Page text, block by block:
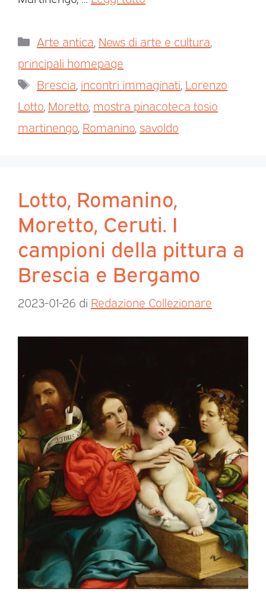
Arte antica News di arte e cultura
principali homepage
Brescia incontri immaginati Lorenzo
Lotto Moretto mostra pinacoteca tosio
martinengo Romanino savoldo
Lotto, Romanino,
Moretto, Ceruti. I
campioni della pittura a
Brescia e Bergamo
2023-01-26 di Redazione Collezionare